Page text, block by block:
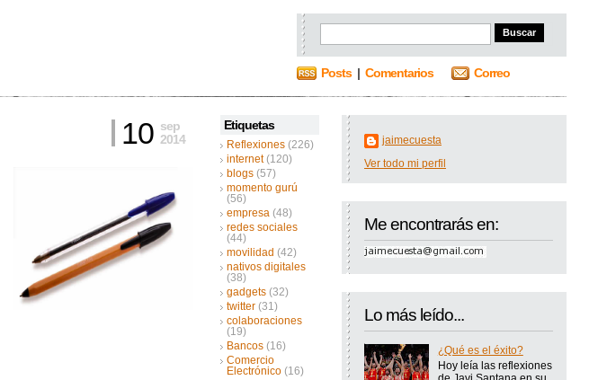
Posts| Comentarios Correo
Etiquetas
Reflexiones (226)
internet (120)
blogs (57)
momento gurú
(56)
empresa (48)
redes sociales
(44)
movilidad (42)
nativos digitales
(38)
gadgets (32)
twitter (31)
colaboraciones
(19)
Bancos (16)
Comercio
Electrónico (16)
jaimecuesta
Ver todo mi perfil
Me encontrarás en:
Lo más leído...
¿Qué es el éxito?
Hoy leía las reflexiones
10 sep
2014